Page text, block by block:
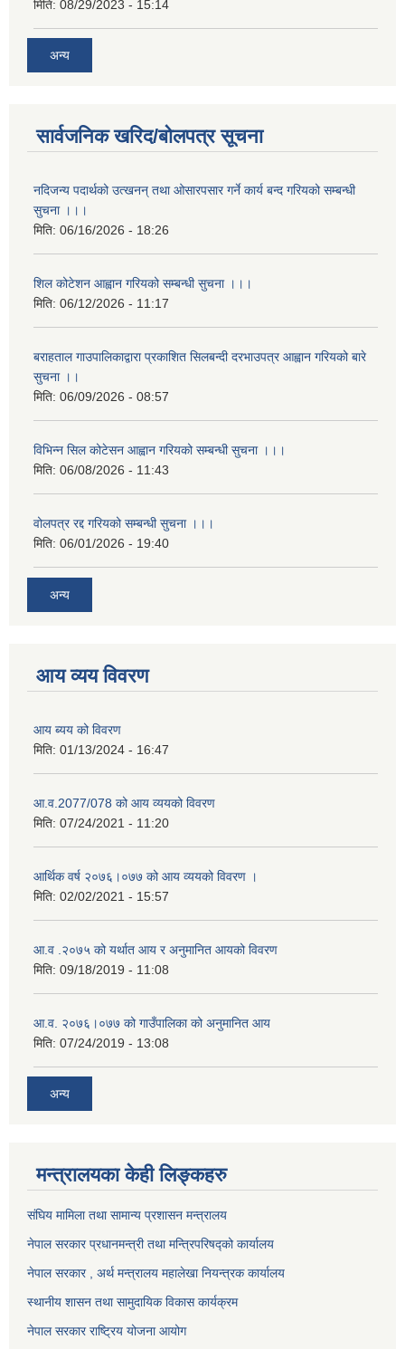
मिति: 08/29/2023 - 15:14
अन्य
सार्वजनिक खरिद/बोलपत्र सूचना
नदिजन्य पदार्थको उत्खनन् तथा ओसारपसार गर्ने कार्य बन्द गरियको सम्बन्धी
सुचना ।।।
मिति: 06/16/2026 - 18:26
शिल कोटेशन आह्वान गरियको सम्बन्धी सुचना ।।।
मिति: 06/12/2026 - 11:17
बराहताल गाउपालिकाद्वारा प्रकाशित सिलबन्दी दरभाउपत्र आह्वान गरियको बारे
सुचना ।।
मिति: 06/09/2026 - 08:57
विभिन्न सिल कोटेसन आह्वान गरियको सम्बन्धी सुचना ।।।
मिति: 06/08/2026 - 11:43
वोलपत्र रद्द गरियको सम्बन्धी सुचना ।।।
मिति: 06/01/2026 - 19:40
अन्य
आय व्यय विवरण
आय ब्यय को विवरण
मिति: 01/13/2024 - 16:47
आ.व.2077/078 को आय व्ययको विवरण
मिति: 07/24/2021 - 11:20
आर्थिक वर्ष २०७६।०७७ को आय व्ययको विवरण ।
मिति: 02/02/2021 - 15:57
आ.व .२०७५ को यर्थात आय र अनुमानित आयको विवरण
मिति: 09/18/2019 - 11:08
आ.व. २०७६।०७७ को गाउँपालिका को अनुमानित आय
मिति: 07/24/2019 - 13:08
अन्य
मन्त्रालयका केही लिङ्कहरु
संघिय मामिला तथा सामान्य प्रशासन मन्त्रालय
नेपाल सरकार प्रधानमन्त्री तथा मन्त्रिपरिषद्को कार्यालय
नेपाल सरकार , अर्थ मन्त्रालय महालेखा नियन्त्रक कार्यालय
स्थानीय शासन तथा सामुदायिक विकास कार्यक्रम
नेपाल सरकार राष्ट्रिय योजना आयोग